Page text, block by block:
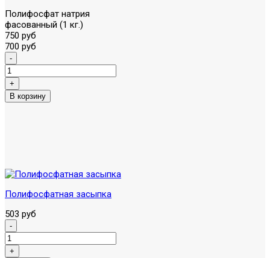
Полифосфат натрия
фасованный (1 кг.)
750 руб
700 руб
Полифосфатная засыпка
503 руб